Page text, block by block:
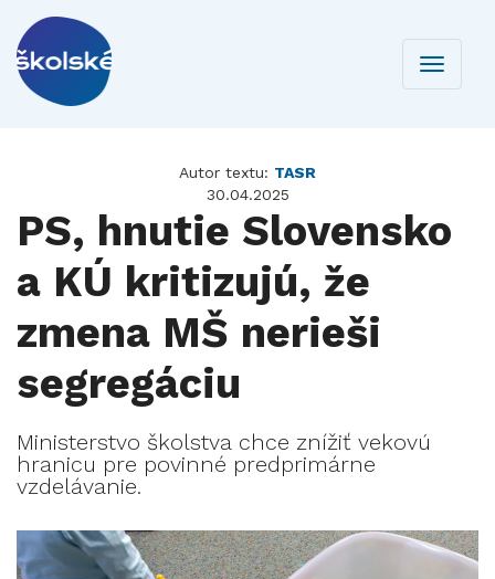
Toggle
Autor textu: TASR
30.04.2025
PS, hnutie Slovensko
a KÚ kritizujú, že
zmena MŠ nerieši
segregáciu
Ministerstvo školstva chce znížiť vekovú
hranicu pre povinné predprimárne
vzdelávanie.